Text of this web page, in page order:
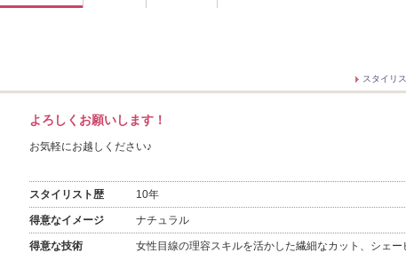
スタイリ
よろしくお願いします！
お気軽にお越しください♪
スタイリスト歴 10年
得意なイメージ ナチュラル
得意な技術
女性目線の理容スキルを活かした繊細なカット、シェー